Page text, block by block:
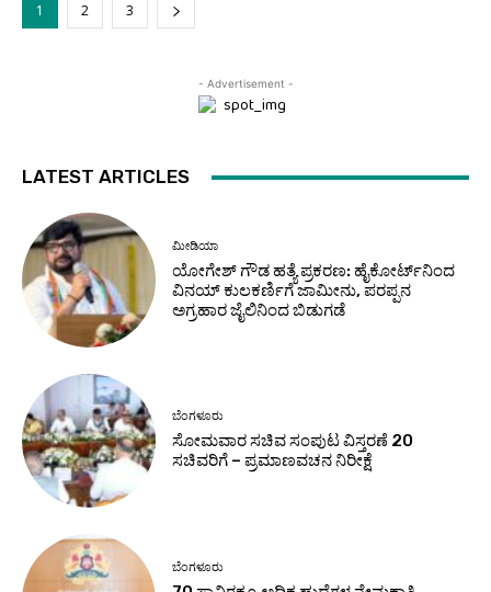
1 2 3
- Advertisement -
LATEST ARTICLES
ಮೀಡಿಯಾ
ಯೋಗೇಶ್ ಗೌಡ ಹತ್ಯೆ ಪ್ರಕರಣ: ಹೈಕೋರ್ಟ್‌ನಿಂದ
ವಿನಯ್ ಕುಲಕರ್ಣಿಗೆ ಜಾಮೀನು, ಪರಪ್ಪನ
ಅಗ್ರಹಾರ ಜೈಲಿನಿಂದ ಬಿಡುಗಡೆ
ಬೆಂಗಳೂರು
ಸೋಮವಾರ ಸಚಿವ ಸಂಪುಟ ವಿಸ್ತರಣೆ 20
ಸಚಿವರಿಗೆ – ಪ್ರಮಾಣವಚನ ನಿರೀಕ್ಷೆ
ಬೆಂಗಳೂರು